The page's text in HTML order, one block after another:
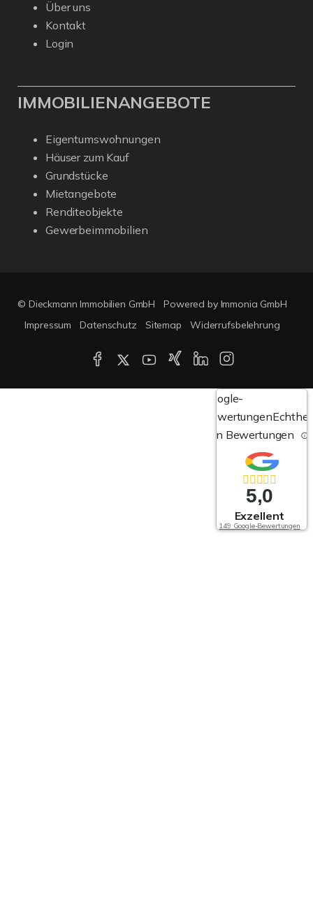
Über uns
Kontakt
Login
IMMOBILIENANGEBOTE
Eigentumswohnungen
Häuser zum Kauf
Grundstücke
Mietangebote
Renditeobjekte
Gewerbeimmobilien
© Dieckmann Immobilien GmbH
Powered by Immonia GmbH
Impressum
Datenschutz Sitemap Widerrufsbelehrung
Google-
Bewertungen
von Bewertungen
5,0
Exzellent
149 Google-Bewertungen